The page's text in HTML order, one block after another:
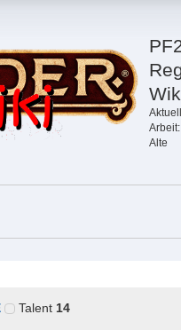
Arbeit:
Alte
Talent 14